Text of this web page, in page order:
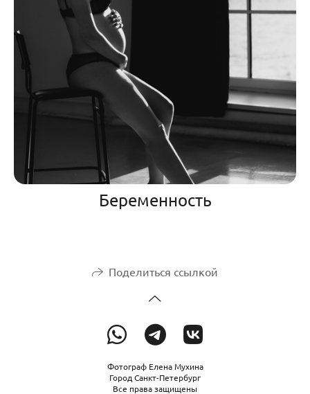
Беременность
Поделиться ссылкой
Фотограф Елена Мухина
Город Санкт-Петербург
Все права защищены